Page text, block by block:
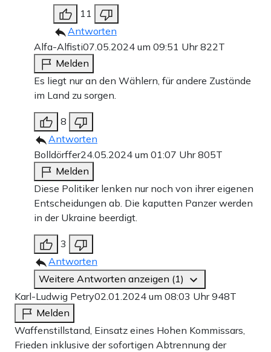
11
Antworten
Alfa-Alfisti07.05.2024 um 09:51 Uhr822T
Melden
Es liegt nur an den Wählern, für andere Zustände
im Land zu sorgen.
8
Antworten
Bolldörffer24.05.2024 um 01:07 Uhr805T
Melden
Diese Politiker lenken nur noch von ihrer eigenen
Entscheidungen ab. Die kaputten Panzer werden
in der Ukraine beerdigt.
3
Antworten
Weitere Antworten anzeigen (1)
Karl-Ludwig Petry02.01.2024 um 08:03 Uhr948T
Melden
Waffenstillstand, Einsatz eines Hohen Kommissars,
Frieden inklusive der sofortigen Abtrennung der